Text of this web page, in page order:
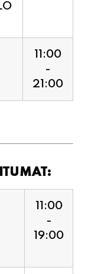
21:00
-
19:00
11:00
19:00